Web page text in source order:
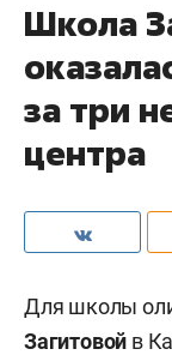
Школа
за три
центра
Для школы
Загитовой в